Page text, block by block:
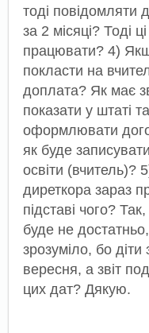
тоді повідомляти
за 2 місяці? Тоді
працювати? 4)
покласти на
доплата? Як має
показати у штаті
оформлювати
як буде
освіти (вчитель)?
диреткора зараз
підставі чого?
буде не
зрозуміло, бо
вересня, а звіт
цих дат? Дякую.